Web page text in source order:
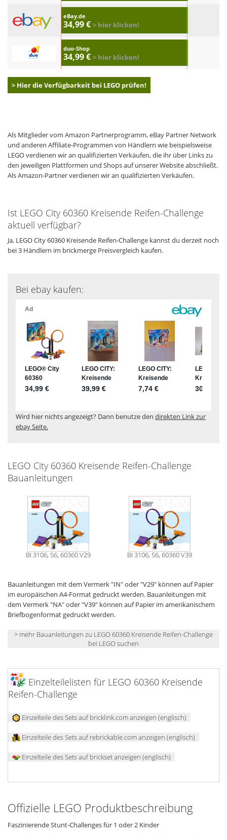
eBay.de
34,99 € > hier klicken!
duo-Shop
34,99 € > hier klicken!
> Hier die Verfügbarkeit bei LEGO prüfen!
Als Mitglieder vom Amazon Partnerprogramm, eBay Partner Network
und anderen Affiliate-Programmen von Händlern wie beispielsweise
LEGO verdienen wir an qualifizierten Verkäufen, die ihr über Links zu
den jeweiligen Plattformen und Shops auf unserer Website abschließt.
Als Amazon-Partner verdienen wir an qualifizierten Verkäufen.
Ist LEGO City 60360 Kreisende Reifen-Challenge
aktuell verfügbar?
Ja, LEGO City 60360 Kreisende Reifen-Challenge kannst du derzeit noch
bei 3 Händlern im brickmerge Preisvergleich kaufen.
Bei ebay kaufen:
Wird hier nichts angezeigt? Dann benutze den direkten Link zur
ebay Seite.
LEGO City 60360 Kreisende Reifen-Challenge
Bauanleitungen
BI 3106, 56, 60360 V29 BI 3106, 56, 60360 V39
Bauanleitungen mit dem Vermerk "IN" oder "V29" können auf Papier
im europäischen A4-Format gedruckt werden. Bauanleitungen mit
dem Vermerk "NA" oder "V39" können auf Papier im amerikanischem
Briefbogenformat gedruckt werden.
> mehr Bauanleitungen zu LEGO 60360 Kreisende Reifen-Challenge
bei LEGO suchen
Einzelteilelisten für LEGO 60360 Kreisende
Reifen-Challenge
Einzelteile des Sets auf bricklink.com anzeigen (englisch)
Einzelteile des Sets auf rebrickable.com anzeigen (englisch)
Einzelteile des Sets auf brickset anzeigen (englisch)
Offizielle LEGO Produktbeschreibung
Faszinierende Stunt-Challenges für 1 oder 2 Kinder